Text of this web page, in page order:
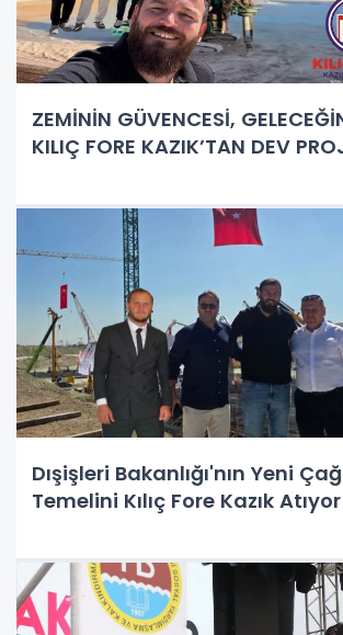
ZEMİNİN GÜVENCESİ,
KILIÇ FORE KAZIK’TAN DEV
Dışişleri Bakanlığı'nın Yeni
Temelini Kılıç Fore Kazık Atıyor